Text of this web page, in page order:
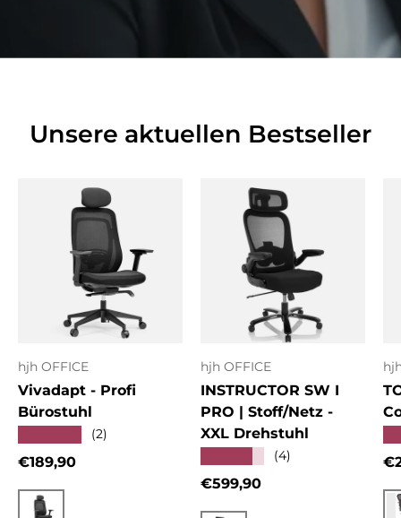
Unsere aktuellen Bestseller
hjh OFFICE
Vivadapt - Profi
Bürostuhl
(2)
Normaler Preis
€189,90
hjh OFFICE
INSTRUCTOR SW I
PRO | Stoff/Netz -
XXL Drehstuhl
(4)
Normaler Preis
€599,90